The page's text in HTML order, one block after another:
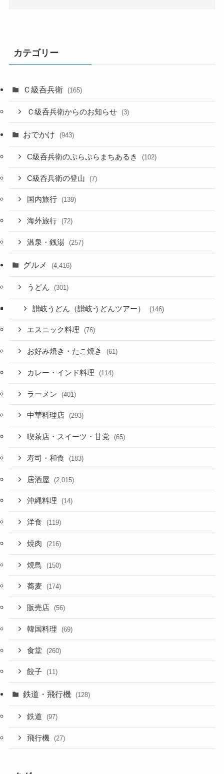
カテゴリー
Ｃ級呑兵衛 (165)
Ｃ級呑兵衛からのお知らせ (3)
おでかけ (943)
C級呑兵衛のぷらぷらまちあるき (102)
C級呑兵衛の登山 (7)
国内旅行 (139)
海外旅行 (72)
温泉・銭湯 (257)
グルメ (4,416)
うどん (301)
讃岐うどん（讃岐うどんツアー） (146)
エスニック料理 (76)
お好み焼き・たこ焼き (61)
カレー・インド料理 (114)
ラーメン (401)
中華料理店 (293)
喫茶店・スイーツ・甘党 (65)
寿司・和食 (183)
居酒屋 (2,015)
沖縄料理 (14)
洋食 (119)
焼肉 (216)
焼鳥 (150)
蕎麦 (174)
販売店 (56)
韓国料理 (69)
食堂 (260)
餃子 (11)
鉄道・飛行機 (128)
鉄道 (97)
飛行機 (27)